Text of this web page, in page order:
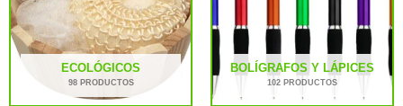
ECOLÓGICOS
98 PRODUCTOS
BOLÍGRAFOS Y LÁPICES
102 PRODUCTOS